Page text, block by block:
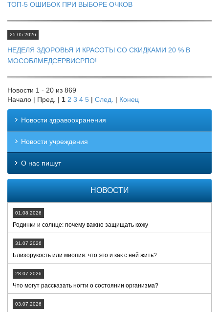
ТОП‑5 ОШИБОК ПРИ ВЫБОРЕ ОЧКОВ
25.05.2026
НЕДЕЛЯ ЗДОРОВЬЯ И КРАСОТЫ СО СКИДКАМИ 20 % В
МОСОБЛМЕДСЕРВИСРПО!
Новости 1 - 20 из 869
Начало | Пред. | 1 2 3 4 5 | След. | Конец
Новости здравоохранения
Новости учреждения
О нас пишут
НОВОСТИ
01.08.2026
Родинки и солнце: почему важно защищать кожу
31.07.2026
Близорукость или миопия: что это и как с ней жить?
28.07.2026
Что могут рассказать ногти о состоянии организма?
03.07.2026